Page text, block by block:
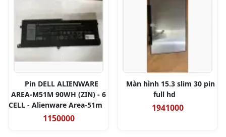
Pin DELL ALIENWARE
AREA-M51M 90WH (ZIN) - 6
CELL - Alienware Area-51m
1150000
Màn hình 15.3 slim 30 pin
full hd
1941000